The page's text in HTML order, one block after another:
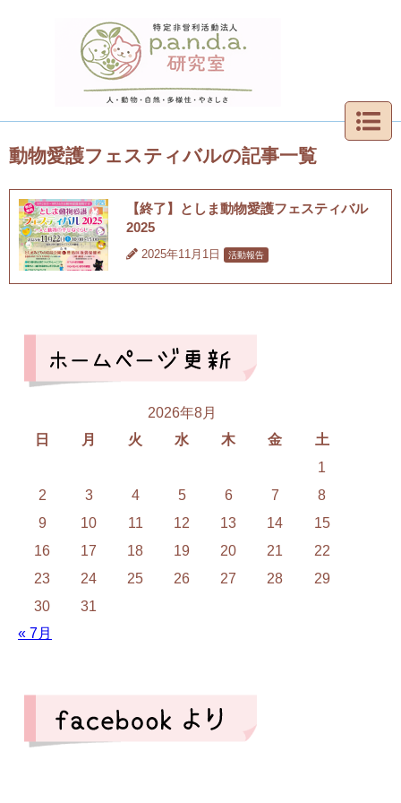
動物愛護フェスティバルの記事一覧
【終了】としま動物愛護フェスティバル
2025
2025年11月1日 活動報告
2026年8月
日
月 火 水 木 金
土
1
2
3 4 5 6 7
8
9
10 11 12 13 14
15
16
17 18 19 20 21
22
23
24 25 26 27 28
29
30
31
« 7月